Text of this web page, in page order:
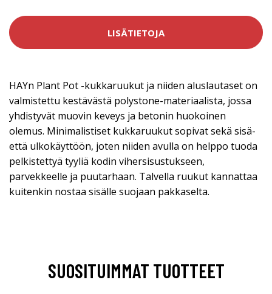
LISÄTIETOJA
HAYn Plant Pot -kukkaruukut ja niiden aluslautaset on
valmistettu kestävästä polystone-materiaalista, jossa
yhdistyvät muovin keveys ja betonin huokoinen
olemus. Minimalistiset kukkaruukut sopivat sekä sisä-
että ulkokäyttöön, joten niiden avulla on helppo tuoda
pelkistettyä tyyliä kodin vihersisustukseen,
parvekkeelle ja puutarhaan. Talvella ruukut kannattaa
kuitenkin nostaa sisälle suojaan pakkaselta.
SUOSITUIMMAT TUOTTEET